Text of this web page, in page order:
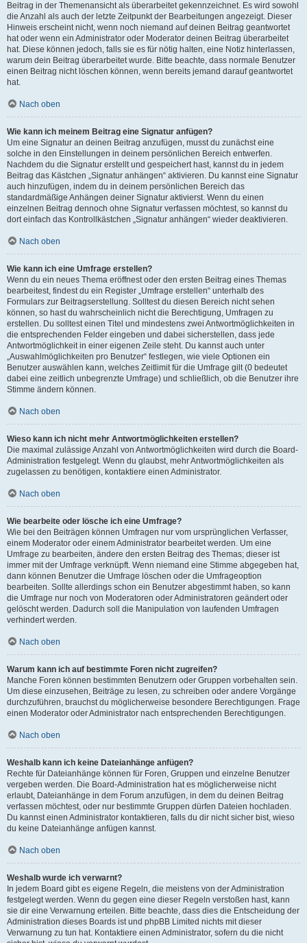
Beitrag in der Themenansicht als überarbeitet gekennzeichnet. Es wird sowohl
die Anzahl als auch der letzte Zeitpunkt der Bearbeitungen angezeigt. Dieser
Hinweis erscheint nicht, wenn noch niemand auf deinen Beitrag geantwortet
hat oder wenn ein Administrator oder Moderator deinen Beitrag überarbeitet
hat. Diese können jedoch, falls sie es für nötig halten, eine Notiz hinterlassen,
warum dein Beitrag überarbeitet wurde. Bitte beachte, dass normale Benutzer
einen Beitrag nicht löschen können, wenn bereits jemand darauf geantwortet
hat.
Nach oben
Wie kann ich meinem Beitrag eine Signatur anfügen?
Um eine Signatur an deinen Beitrag anzufügen, musst du zunächst eine
solche in den Einstellungen in deinem persönlichen Bereich entwerfen.
Nachdem du die Signatur erstellt und gespeichert hast, kannst du in jedem
Beitrag das Kästchen „Signatur anhängen“ aktivieren. Du kannst eine Signatur
auch hinzufügen, indem du in deinem persönlichen Bereich das
standardmäßige Anhängen deiner Signatur aktivierst. Wenn du einen
einzelnen Beitrag dennoch ohne Signatur verfassen möchtest, so kannst du
dort einfach das Kontrollkästchen „Signatur anhängen“ wieder deaktivieren.
Nach oben
Wie kann ich eine Umfrage erstellen?
Wenn du ein neues Thema eröffnest oder den ersten Beitrag eines Themas
bearbeitest, findest du ein Register „Umfrage erstellen“ unterhalb des
Formulars zur Beitragserstellung. Solltest du diesen Bereich nicht sehen
können, so hast du wahrscheinlich nicht die Berechtigung, Umfragen zu
erstellen. Du solltest einen Titel und mindestens zwei Antwortmöglichkeiten in
die entsprechenden Felder eingeben und dabei sicherstellen, dass jede
Antwortmöglichkeit in einer eigenen Zeile steht. Du kannst auch unter
„Auswahlmöglichkeiten pro Benutzer“ festlegen, wie viele Optionen ein
Benutzer auswählen kann, welches Zeitlimit für die Umfrage gilt (0 bedeutet
dabei eine zeitlich unbegrenzte Umfrage) und schließlich, ob die Benutzer ihre
Stimme ändern können.
Nach oben
Wieso kann ich nicht mehr Antwortmöglichkeiten erstellen?
Die maximal zulässige Anzahl von Antwortmöglichkeiten wird durch die Board-
Administration festgelegt. Wenn du glaubst, mehr Antwortmöglichkeiten als
zugelassen zu benötigen, kontaktiere einen Administrator.
Nach oben
Wie bearbeite oder lösche ich eine Umfrage?
Wie bei den Beiträgen können Umfragen nur vom ursprünglichen Verfasser,
einem Moderator oder einem Administrator bearbeitet werden. Um eine
Umfrage zu bearbeiten, ändere den ersten Beitrag des Themas; dieser ist
immer mit der Umfrage verknüpft. Wenn niemand eine Stimme abgegeben hat,
dann können Benutzer die Umfrage löschen oder die Umfrageoption
bearbeiten. Sollte allerdings schon ein Benutzer abgestimmt haben, so kann
die Umfrage nur noch von Moderatoren oder Administratoren geändert oder
gelöscht werden. Dadurch soll die Manipulation von laufenden Umfragen
verhindert werden.
Nach oben
Warum kann ich auf bestimmte Foren nicht zugreifen?
Manche Foren können bestimmten Benutzern oder Gruppen vorbehalten sein.
Um diese einzusehen, Beiträge zu lesen, zu schreiben oder andere Vorgänge
durchzuführen, brauchst du möglicherweise besondere Berechtigungen. Frage
einen Moderator oder Administrator nach entsprechenden Berechtigungen.
Nach oben
Weshalb kann ich keine Dateianhänge anfügen?
Rechte für Dateianhänge können für Foren, Gruppen und einzelne Benutzer
vergeben werden. Die Board-Administration hat es möglicherweise nicht
erlaubt, Dateianhänge in dem Forum anzufügen, in dem du deinen Beitrag
verfassen möchtest, oder nur bestimmte Gruppen dürfen Dateien hochladen.
Du kannst einen Administrator kontaktieren, falls du dir nicht sicher bist, wieso
du keine Dateianhänge anfügen kannst.
Nach oben
Weshalb wurde ich verwarnt?
In jedem Board gibt es eigene Regeln, die meistens von der Administration
festgelegt werden. Wenn du gegen eine dieser Regeln verstoßen hast, kann
sie dir eine Verwarnung erteilen. Bitte beachte, dass dies die Entscheidung der
Administration dieses Boards ist und phpBB Limited nichts mit dieser
Verwarnung zu tun hat. Kontaktiere einen Administrator, sofern du die nicht